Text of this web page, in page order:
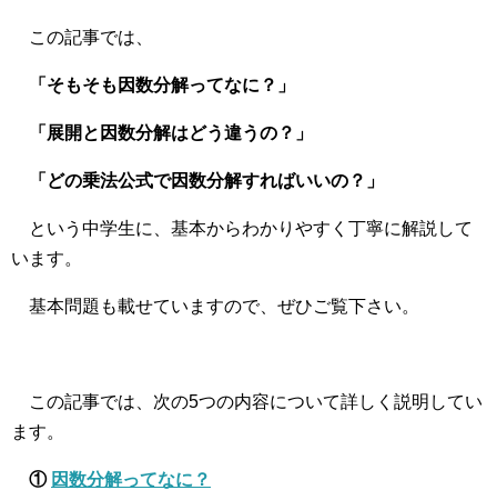
この記事では、
「そもそも因数分解ってなに？」
「展開と因数分解はどう違うの？」
「どの乗法公式で因数分解すればいいの？」
という中学生に、基本からわかりやすく丁寧に解説して
います。
基本問題も載せていますので、ぜひご覧下さい。
この記事では、次の5つの内容について詳しく説明してい
ます。
① 因数分解ってなに？